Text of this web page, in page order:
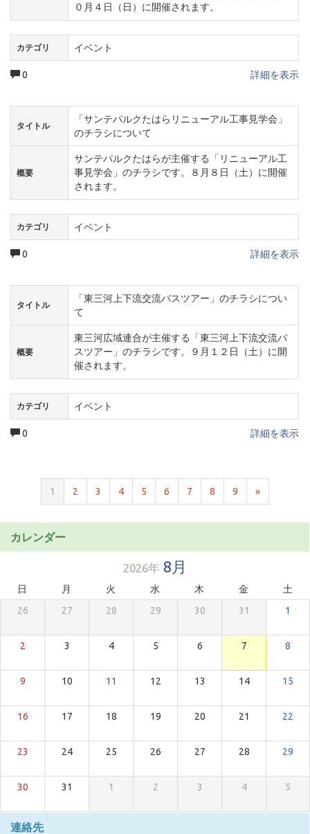
０月４日（日）に開催されます。
カテゴリ イベント
0 詳細を表示
タイトル
「サンテパルクたはらリニューアル工事見学会」
のチラシについて
概要
サンテパルクたはらが主催する「リニューアル工
事見学会」のチラシです。８月８日（土）に開催
されます。
カテゴリ イベント
0 詳細を表示
タイトル
「東三河上下流交流バスツアー」のチラシについ
て
概要
東三河広域連合が主催する「東三河上下流交流バ
スツアー」のチラシです。９月１２日（土）に開
催されます。
カテゴリ イベント
0 詳細を表示
1 2 3 4 5 6 7 8 9 »
カレンダー
2026年 8月
日 月 火 水 木 金
土
26
27 28 29 30 31 1
2 3 4 5 6 7 8
9 10 11 12 13 14 15
16 17 18 19 20 21 22
23 24 25 26 27 28 29
30 31 1 2 3 4 5
連絡先